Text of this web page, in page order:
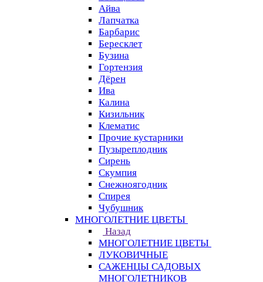
Айва
Лапчатка
Барбарис
Бересклет
Бузина
Гортензия
Дёрен
Ива
Калина
Кизильник
Клематис
Прочие кустарники
Пузыреплодник
Сирень
Скумпия
Снежноягодник
Спирея
Чубушник
МНОГОЛЕТНИЕ ЦВЕТЫ
Назад
МНОГОЛЕТНИЕ ЦВЕТЫ
ЛУКОВИЧНЫЕ
САЖЕНЦЫ САДОВЫХ
МНОГОЛЕТНИКОВ